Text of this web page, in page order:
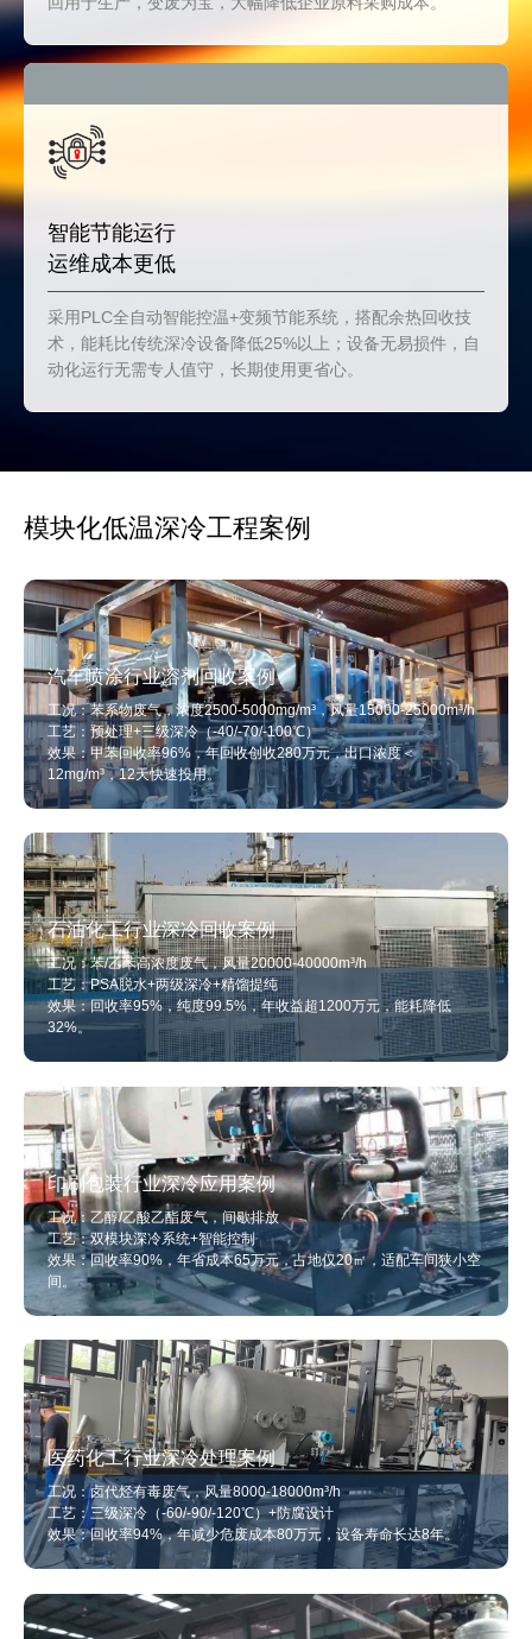
智能节能运行
运维成本更低
采用PLC全自动智能控温+变频节能系统，搭配余热回收技
术，能耗比传统深冷设备降低25%以上；设备无易损件，自
动化运行无需专人值守，长期使用更省心。
模块化低温深冷工程案例
汽车喷涂行业溶剂回收案例
工况：苯系物废气，浓度2500-5000mg/m³，风量15000-25000m³/h
工艺：预处理+三级深冷（-40/-70/-100℃）
效果：甲苯回收率96%，年回收创收280万元，出口浓度＜
12mg/m³，12天快速投用。
石油化工行业深冷回收案例
工况：苯/乙苯高浓度废气，风量20000-40000m³/h
工艺：PSA脱水+两级深冷+精馏提纯
效果：回收率95%，纯度99.5%，年收益超1200万元，能耗降低
32%。
印刷包装行业深冷应用案例
工况：乙醇/乙酸乙酯废气，间歇排放
工艺：双模块深冷系统+智能控制
效果：回收率90%，年省成本65万元，占地仅20㎡，适配车间狭小空
间。
医药化工行业深冷处理案例
工况：卤代烃有毒废气，风量8000-18000m³/h
工艺：三级深冷（-60/-90/-120℃）+防腐设计
效果：回收率94%，年减少危废成本80万元，设备寿命长达8年。